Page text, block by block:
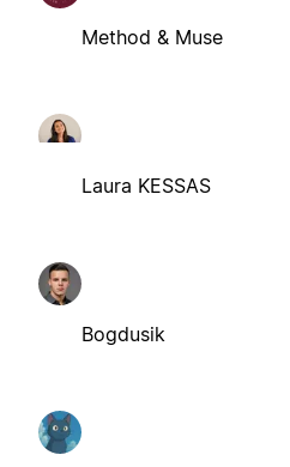
Method & Muse
Laura KESSAS
Bogdusik